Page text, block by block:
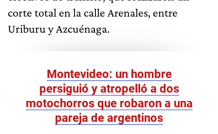
corte total en la calle Arenales, entre
Uriburu y Azcuénaga.
Montevideo: un hombre
persiguió y atropelló a dos
motochorros que robaron a una
pareja de argentinos